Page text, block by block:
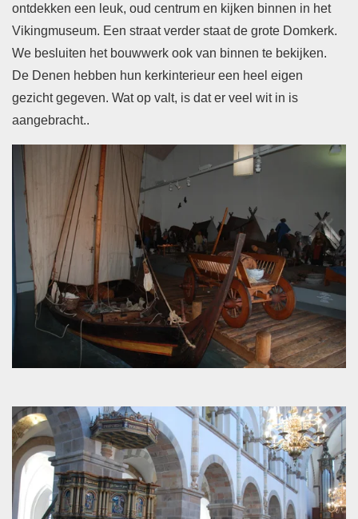
ontdekken een leuk, oud centrum en kijken binnen in het
Vikingmuseum. Een straat verder staat de grote Domkerk.
We besluiten het bouwwerk ook van binnen te bekijken.
De Denen hebben hun kerkinterieur een heel eigen
gezicht gegeven. Wat op valt, is dat er veel wit in is
aangebracht..